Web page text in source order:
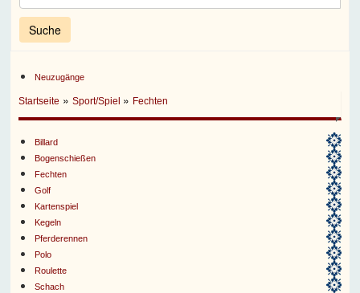
Neuzugänge
Startseite »Sport/Spiel » Fechten
Billard
Bogenschießen
Fechten
Golf
Kartenspiel
Kegeln
Pferderennen
Polo
Roulette
Schach